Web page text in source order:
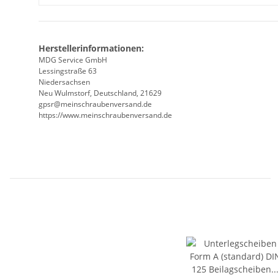
Herstellerinformationen:
MDG Service GmbH
Lessingstraße 63
Niedersachsen
Neu Wulmstorf, Deutschland, 21629
gpsr@meinschraubenversand.de
https://www.meinschraubenversand.de